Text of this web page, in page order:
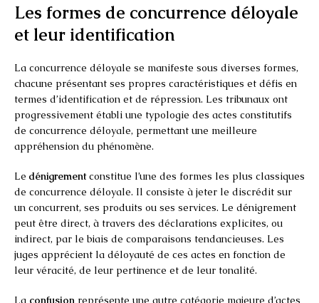
Les formes de concurrence déloyale
et leur identification
La concurrence déloyale se manifeste sous diverses formes,
chacune présentant ses propres caractéristiques et défis en
termes d’identification et de répression. Les tribunaux ont
progressivement établi une typologie des actes constitutifs
de concurrence déloyale, permettant une meilleure
appréhension du phénomène.
Le dénigrementconstitue l’une des formes les plus classiques
de concurrence déloyale. Il consiste à jeter le discrédit sur
un concurrent, ses produits ou ses services. Le dénigrement
peut être direct, à travers des déclarations explicites, ou
indirect, par le biais de comparaisons tendancieuses. Les
juges apprécient la déloyauté de ces actes en fonction de
leur véracité, de leur pertinence et de leur tonalité.
La confusion représente une autre catégorie majeure d’actes